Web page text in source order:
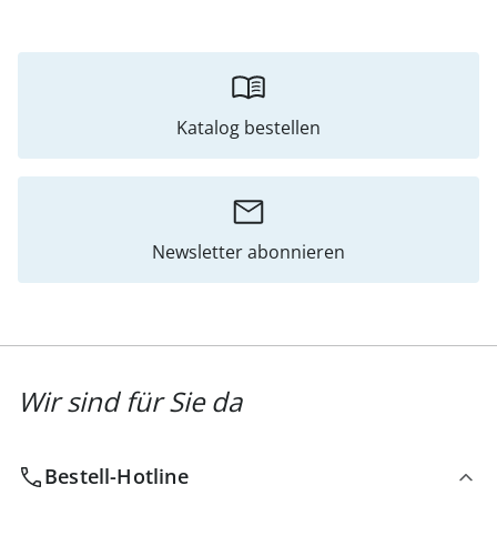
Katalog bestellen
Newsletter abonnieren
Wir sind für Sie da
Bestell-Hotline